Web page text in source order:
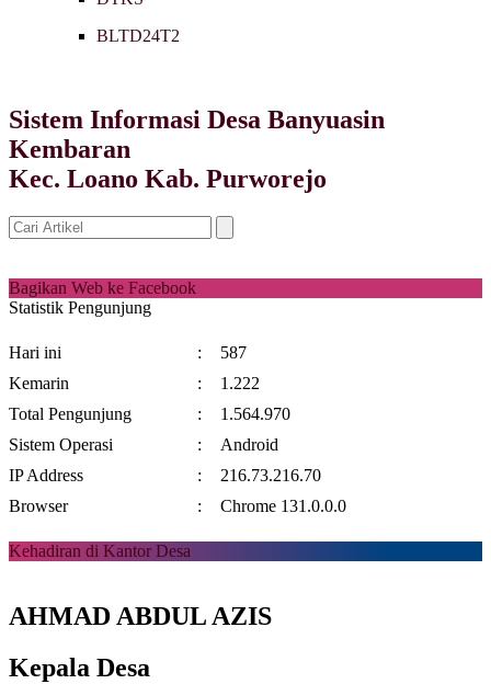
BLTD24T2
Sistem Informasi Desa Banyuasin
Kembaran
Kec. Loano Kab. Purworejo
Bagikan Web ke Facebook
Statistik Pengunjung
Hari ini :
587
Kemarin
:
1.222
Total Pengunjung
:
1.564.970
Sistem Operasi
:
Android
IP Address
:
216.73.216.70
Browser
: Chrome 131.0.0.0
Kehadiran di Kantor Desa
AHMAD ABDUL AZIS
Kepala Desa